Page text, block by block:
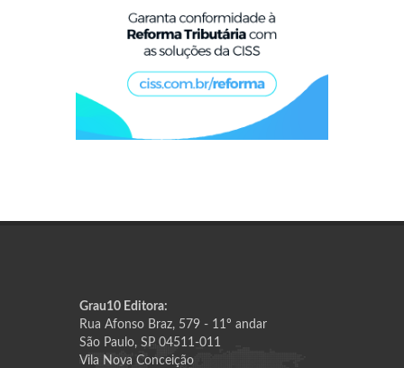
Grau10 Editora:
Rua Afonso Braz, 579 - 11º andar
São Paulo, SP 04511-011
Vila Nova Conceição